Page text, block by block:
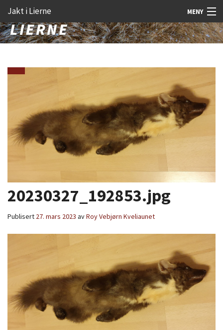
Jakt i Lierne MENY
Nyheter
Fangst
Felt vilt
Aktiviteter
innholdet
Forstørre
20230327_192853.jpg
Publisert 27. mars 2023 avRoy Vebjørn Kveliaunet